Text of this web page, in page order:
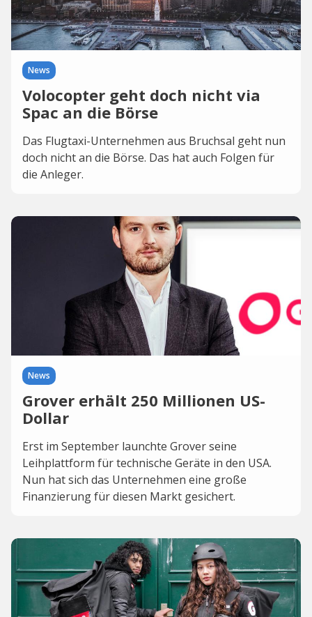
News
Volocopter geht doch nicht via
Spac an die Börse
Das Flugtaxi-Unternehmen aus Bruchsal geht nun
doch nicht an die Börse. Das hat auch Folgen für
die Anleger.
News
Grover erhält 250 Millionen US-
Dollar
Erst im September launchte Grover seine
Leihplattform für technische Geräte in den USA.
Nun hat sich das Unternehmen eine große
Finanzierung für diesen Markt gesichert.